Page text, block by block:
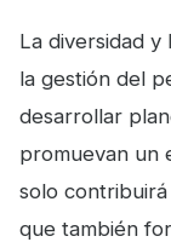
La diversidad y
la gestión del
desarrollar
promuevan un
solo
que también